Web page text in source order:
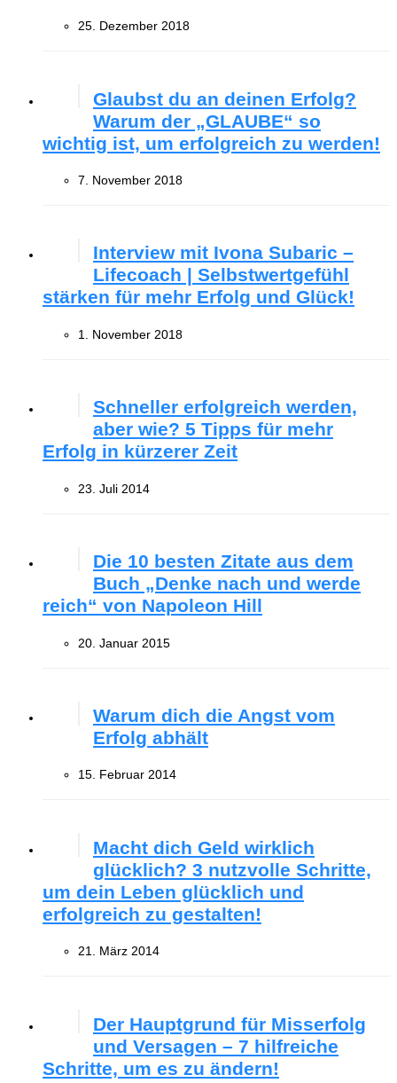
25. Dezember 2018
Glaubst du an deinen Erfolg?
Warum der „GLAUBE“ so
wichtig ist, um erfolgreich zu werden!
7. November 2018
Interview mit Ivona Subaric –
Lifecoach | Selbstwertgefühl
stärken für mehr Erfolg und Glück!
1. November 2018
Schneller erfolgreich werden,
aber wie? 5 Tipps für mehr
Erfolg in kürzerer Zeit
23. Juli 2014
Die 10 besten Zitate aus dem
Buch „Denke nach und werde
reich“ von Napoleon Hill
20. Januar 2015
Warum dich die Angst vom
Erfolg abhält
15. Februar 2014
Macht dich Geld wirklich
glücklich? 3 nutzvolle Schritte,
um dein Leben glücklich und
erfolgreich zu gestalten!
21. März 2014
Der Hauptgrund für Misserfolg
und Versagen – 7 hilfreiche
Schritte, um es zu ändern!